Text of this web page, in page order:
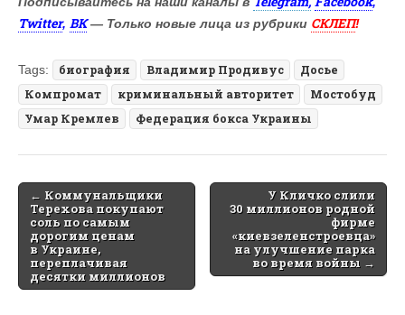
Twitter, ВК — Только новые лица из рубрики СКЛЕП!
Tags: биография Владимир Продивус
Досье
Компромат
криминальный авторитет
Мостобуд
Умар Кремлев
Федерация бокса Украины
Post
navigation
← Коммунальщики
Терехова покупают
соль по самым
дорогим ценам
в Украине,
переплачивая
десятки миллионов
У Кличко слили
30 миллионов родной
фирме
«киевзеленстроевца»
на улучшение парка
во время войны →